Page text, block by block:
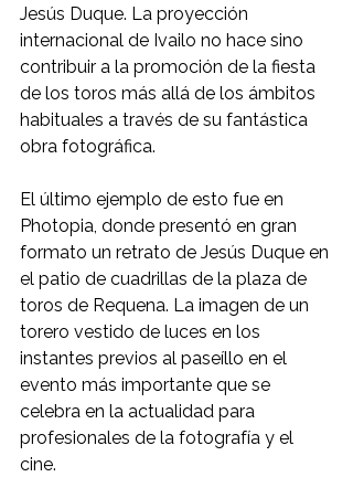
Jesús Duque. La proyección
internacional de Ivailo no hace sino
contribuir a la promoción de la fiesta
de los toros más allá de los ámbitos
habituales a través de su fantástica
obra fotográfica.
El último ejemplo de esto fue en
Photopia, donde presentó en gran
formato un retrato de Jesús Duque en
el patio de cuadrillas de la plaza de
toros de Requena. La imagen de un
torero vestido de luces en los
instantes previos al paseíllo en el
evento más importante que se
celebra en la actualidad para
profesionales de la fotografía y el
cine.